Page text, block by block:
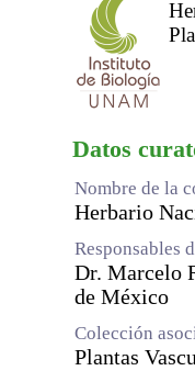
Datos
Nombre de la
Herbario
Responsables
Dr. Marcelo
de México
Colección
Plantas